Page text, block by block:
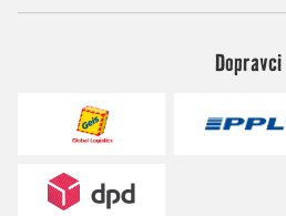
Dopravci